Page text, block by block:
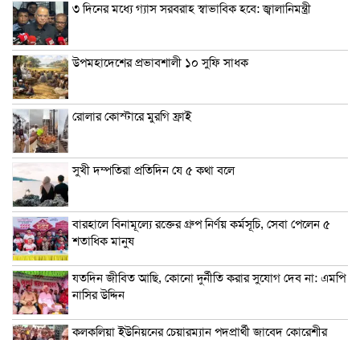
৩ দিনের মধ্যে গ্যাস সরবরাহ স্বাভাবিক হবে: জ্বালানিমন্ত্রী
উপমহাদেশের প্রভাবশালী ১০ সুফি সাধক
রোলার কোস্টারে মুরগি ফ্রাই
সুখী দম্পতিরা প্রতিদিন যে ৫ কথা বলে
বারহালে বিনামূল্যে রক্তের গ্রুপ নির্ণয় কর্মসূচি, সেবা পেলেন ৫
শতাধিক মানুষ
যতদিন জীবিত আছি, কোনো দুর্নীতি করার সুযোগ দেব না: এমপি
নাসির উদ্দিন
কলকলিয়া ইউনিয়নের চেয়ারম্যান পদপ্রার্থী জাবেদ কোরেশীর